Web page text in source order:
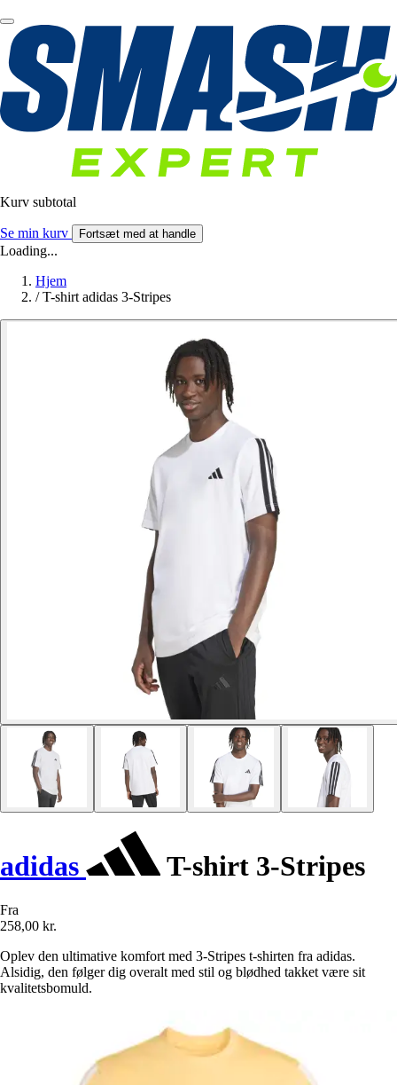
Kurv subtotal
Se min kurv Fortsæt med at handle
Loading...
Hjem
/ T-shirt adidas 3-Stripes
adidas T-shirt 3-Stripes
Fra
258,00 kr.
Oplev den ultimative komfort med 3-Stripes t-shirten fra adidas.
Alsidig, den følger dig overalt med stil og blødhed takket være sit
kvalitetsbomuld.